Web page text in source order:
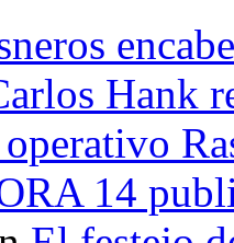
Hank
operativo
14